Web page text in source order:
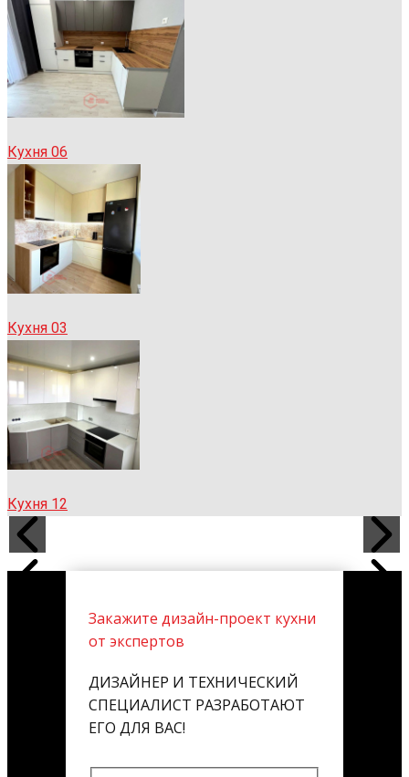
Кухня 06
Кухня 03
Кухня 12
Закажите дизайн-проект кухни
от экспертов
ДИЗАЙНЕР И ТЕХНИЧЕСКИЙ
СПЕЦИАЛИСТ РАЗРАБОТАЮТ
ЕГО ДЛЯ ВАС!